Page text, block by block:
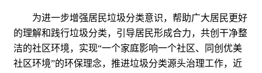
为进一步增强居民垃圾分类意识，帮助广大居民更好
的理解和践行垃圾分类，引导居民形成合力，共创干净整
洁的社区环境，实现“一个家庭影响一个社区、同创优美
社区环境”的环保理念，推进垃圾分类源头治理工作，近